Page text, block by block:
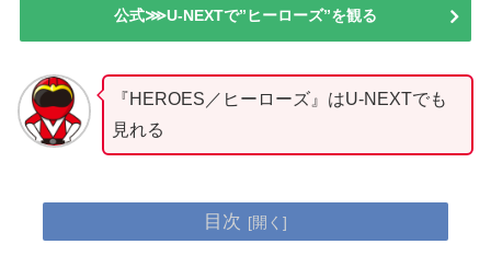
公式⋙U-NEXTで”ヒーローズ”を観る
『HEROES／ヒーローズ』はU-NEXTでも
見れる
目次